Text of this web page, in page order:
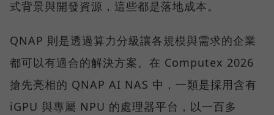
式背景與開發資源，這些都是落地成本。
QNAP 則是透過算力分級讓各規模與需求的企業
都可以有適合的解決方案。在 Computex 2026
搶先亮相的 QNAP AI NAS 中，一類是採用含有
iGPU 與專屬 NPU 的處理器平台，以一百多